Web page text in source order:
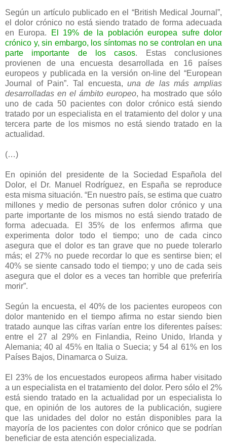
Según un artículo publicado en el “British Medical Journal”,
el dolor crónico no está siendo tratado de forma adecuada
en Europa.
El 19% de la población europea sufre dolor
crónico y, sin embargo, los síntomas no se controlan en una
parte importante de los casos. Estas conclusiones
provienen de una encuesta desarrollada en 16 países
europeos y publicada en la versión on-line del “European
Journal of Pain”. Tal encuesta,una de las más amplias
desarrolladas en el ámbito europeo, ha mostrado que sólo
uno de cada 50 pacientes con dolor crónico está siendo
tratado por un especialista en el tratamiento del dolor y una
tercera parte de los mismos no está siendo tratado en la
actualidad.
(…)
En opinión del presidente de la Sociedad Española del
Dolor, el Dr. Manuel Rodríguez, en España se reproduce
esta misma situación. “En nuestro país, se estima que cuatro
millones y medio de personas sufren dolor crónico y una
parte importante de los mismos no está siendo tratado de
forma adecuada. El 35% de los enfermos afirma que
experimenta dolor todo el tiempo; uno de cada cinco
asegura que el dolor es tan grave que no puede tolerarlo
más; el 27% no puede recordar lo que es sentirse bien; el
40% se siente cansado todo el tiempo; y uno de cada seis
asegura que el dolor es a veces tan horrible que preferiría
morir”.
Según la encuesta, el 40% de los pacientes europeos con
dolor mantenido en el tiempo afirma no estar siendo bien
tratado aunque las cifras varían entre los diferentes países:
entre el 27 al 29% en Finlandia, Reino Unido, Irlanda y
Alemania; 40 al 45% en Italia o Suecia; y 54 al 61% en los
Países Bajos, Dinamarca o Suiza.
El 23% de los encuestados europeos afirma haber visitado
a un especialista en el tratamiento del dolor. Pero sólo el 2%
está siendo tratado en la actualidad por un especialista lo
que, en opinión de los autores de la publicación, sugiere
que las unidades del dolor no están disponibles para la
mayoría de los pacientes con dolor crónico que se podrían
beneficiar de esta atención especializada.